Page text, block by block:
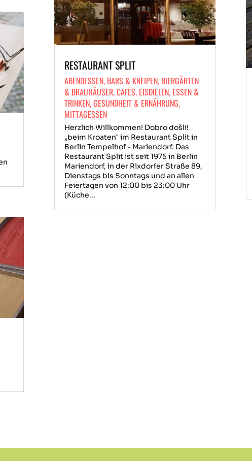
RESTAURANT SPLIT
ABENDESSEN, BARS & KNEIPEN, BIERGÄRTEN
& BRAUHÄUSER,CAFÉS, EISDIELEN, ESSEN &
TRINKEN,GESUNDHEIT & ERNÄHRUNG,
MITTAGESSEN
Herzlich Willkommen! Dobro došli!
„beim Kroaten‟ im Restaurant Split in
Berlin Tempelhof - Mariendorf. Das
Restaurant Split ist seit 1975 in Berlin
Mariendorf, in der Rixdorfer Straße 89,
Dienstags bis Sonntags und an allen
Feiertagen von 12:00 bis 23:00 Uhr
(Küche...